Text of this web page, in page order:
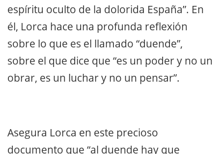
espíritu oculto de la dolorida España”. En
él, Lorca hace una profunda reflexión
sobre lo que es el llamado “duende”,
sobre el que dice que “es un poder y no un
obrar, es un luchar y no un pensar”.
Asegura Lorca en este precioso
documento que “al duende hay que